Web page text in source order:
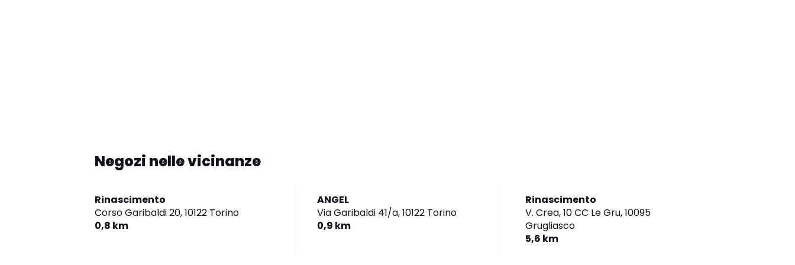
Negozi nelle vicinanze
Rinascimento
Corso Garibaldi 20,10122 Torino
0,8 km
ANGEL
Via Garibaldi 41/a,10122 Torino
0,9 km
Rinascimento
V. Crea, 10 CC Le Gru,10095
Grugliasco
5,6 km